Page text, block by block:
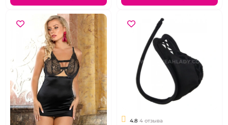
4.8 4 отзыва